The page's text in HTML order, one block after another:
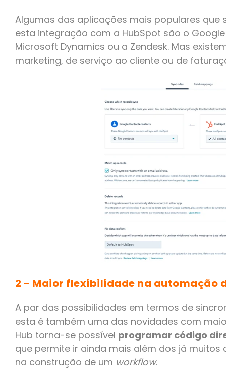
Algumas das aplicações mais populares
esta integração com a HubSpot são o
Microsoft Dynamics ou a Zendesk. Mas
marketing, de serviço ao cliente ou de
2 - Maior flexibilidade na automação
A par das possibilidades em termos de
esta é também uma das novidades com
Hub torna-se possível programar código
que permite ir ainda mais além dos já
na construção de um workflow.